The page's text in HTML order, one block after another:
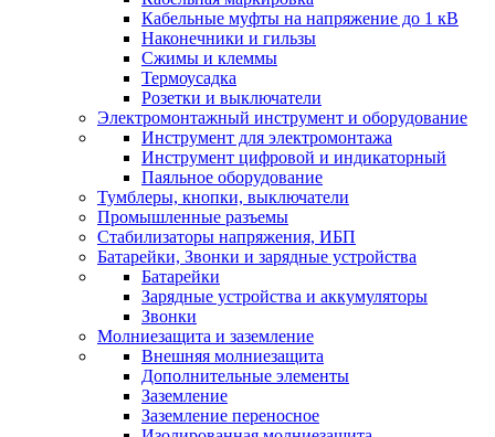
Кабельные муфты на напряжение до 1 кВ
Наконечники и гильзы
Сжимы и клеммы
Термоусадка
Розетки и выключатели
Электромонтажный инструмент и оборудование
Инструмент для электромонтажа
Инструмент цифровой и индикаторный
Паяльное оборудование
Тумблеры, кнопки, выключатели
Промышленные разъемы
Стабилизаторы напряжения, ИБП
Батарейки, Звонки и зарядные устройства
Батарейки
Зарядные устройства и аккумуляторы
Звонки
Молниезащита и заземление
Внешняя молниезащита
Дополнительные элементы
Заземление
Заземление переносное